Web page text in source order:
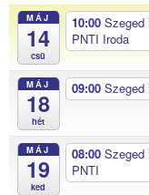
MÁJ
14
csü
10:00 Szeged
PNTI Iroda
MÁJ
18
hét
09:00 Szeged
MÁJ
19
ked
08:00 Szeged
PNTI